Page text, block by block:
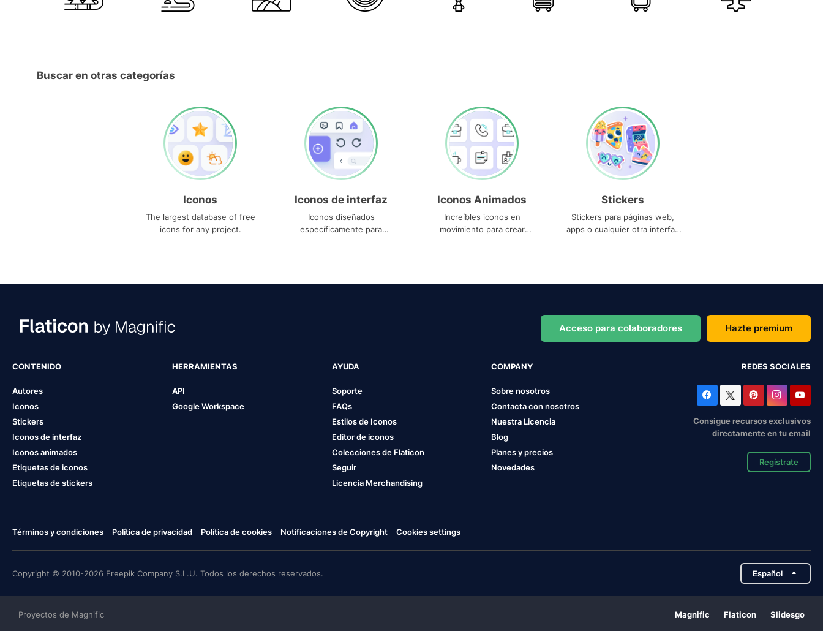
Buscar en otras categorías
Iconos
The largest database of free
icons for any project.
Iconos de interfaz
Iconos diseñados
específicamente para
Iconos Animados
Increíbles iconos en
movimiento para crear
Stickers
Stickers para páginas web,
apps o cualquier otra interfaz
Acceso para colaboradores Hazte premium
CONTENIDO
Autores
Iconos
Stickers
Iconos de interfaz
Iconos animados
Etiquetas de iconos
Etiquetas de stickers
HERRAMIENTAS
API
Google Workspace
AYUDA
Soporte
FAQs
Estilos de Iconos
Editor de iconos
Colecciones de Flaticon
Seguir
Licencia Merchandising
COMPANY
Sobre nosotros
Contacta con nosotros
Nuestra Licencia
Blog
Planes y precios
Novedades
REDES SOCIALES
Consigue recursos exclusivos
directamente en tu email
Regístrate
Términos y condiciones Política de privacidad Política de cookies Notificaciones de Copyright Cookies settings
Copyright © 2010-2026 Freepik Company S.L.U. Todos los derechos reservados. Español
Proyectos de Magnific Magnific Flaticon Slidesgo